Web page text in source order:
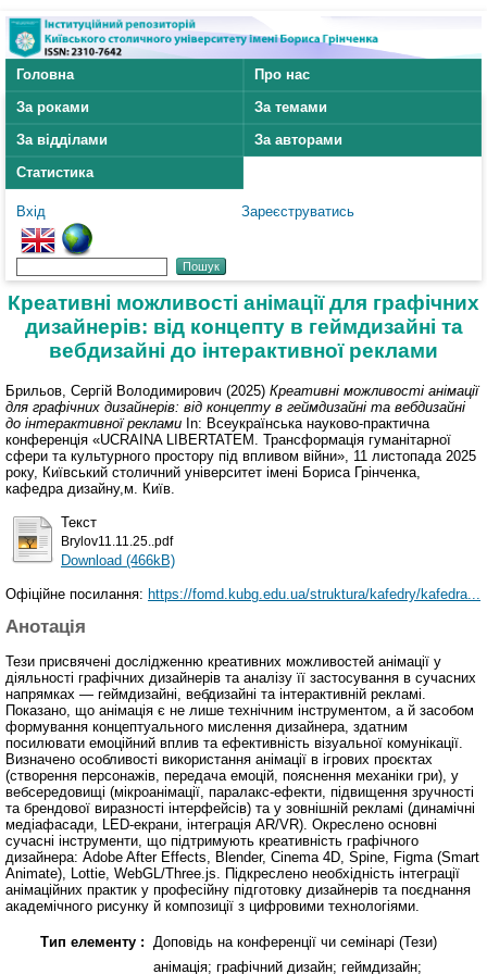
Головна
Про нас
За роками
За темами
За відділами
За авторами
Статистика
Вхід Зареєструватись
Креативні можливості анімації для графічних
дизайнерів: від концепту в геймдизайні та
вебдизайні до інтерактивної реклами
Брильов, Сергій Володимирович (2025) Креативні можливості анімації
для графічних дизайнерів: від концепту в геймдизайні та вебдизайні
до інтерактивної реклами In: Всеукраїнська науково-практична
конференція «UCRAINA LIBERTATEM. Трансформація гуманітарної
сфери та культурного простору під впливом війни», 11 листопада 2025
року, Київський столичний університет імені Бориса Грінченка,
кафедра дизайну,м. Київ.
Текст
Brylov11.11.25..pdf
Download (466kB)
Офіційне посилання: https://fomd.kubg.edu.ua/struktura/kafedry/kafedra...
Анотація
Тези присвячені дослідженню креативних можливостей анімації у
діяльності графічних дизайнерів та аналізу її застосування в сучасних
напрямках — геймдизайні, вебдизайні та інтерактивній рекламі.
Показано, що анімація є не лише технічним інструментом, а й засобом
формування концептуального мислення дизайнера, здатним
посилювати емоційний вплив та ефективність візуальної комунікації.
Визначено особливості використання анімації в ігрових проєктах
(створення персонажів, передача емоцій, пояснення механіки гри), у
вебсередовищі (мікроанімації, паралакс-ефекти, підвищення зручності
та брендової виразності інтерфейсів) та у зовнішній рекламі (динамічні
медіафасади, LED-екрани, інтеграція AR/VR). Окреслено основні
сучасні інструменти, що підтримують креативність графічного
дизайнера: Adobe After Effects, Blender, Cinema 4D, Spine, Figma (Smart
Animate), Lottie, WebGL/Three.js. Підкреслено необхідність інтеграції
анімаційних практик у професійну підготовку дизайнерів та поєднання
академічного рисунку й композиції з цифровими технологіями.
Тип елементу : Доповідь на конференції чи семінарі (Тези)
анімація; графічний дизайн; геймдизайн;